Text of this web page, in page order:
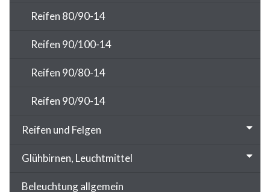
Reifen 80/90-14
Reifen 90/100-14
Reifen 90/80-14
Reifen 90/90-14
Reifen und Felgen
Glühbirnen, Leuchtmittel
Beleuchtung allgemein